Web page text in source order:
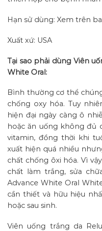
Hạn sử dùng: Xem trên
Xuất xứ: USA
Tại sao phải dùng Viên
White Oral:
Bình thường cơ thể
chống oxy hóa. Tuy
hiện đại ngày càng ô
hoặc ăn uống không đủ
vitamin, đồng thời khi
xuất hiện quá nhiều
chất chống ôxi hóa. Vì
chất làm trắng, sửa
Advance White Oral
cần thiết và hữu hiệu
hoặc sau sinh.
Viên uống trắng da